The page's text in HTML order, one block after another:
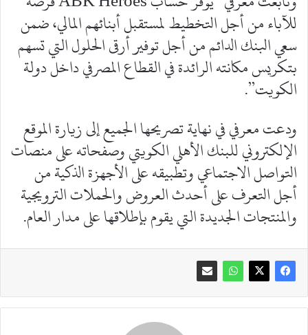
للآباء من أجل التخطيط لمستقبل أبنائهم المالي، ضمن
سعي البنك الدائم من أجل توفير أرقى الحلول التي تسهم
بتكريس مكانته الرائدة في القطاع المصرفي داخل دولة
الكويت”.
ودعت معرفي في نهاية تصريحها الجميع إلى زيارة الموقع
الإلكتروني للبنك الأهلي الكويتي وصفحاته على منصات
التواصل الاجتماعي وتطبيقه على الأجهزة الذكية من
أجل التعرف على أحدث العروض والحملات الترويجية
والمنتجات الجديدة التي يقوم بإطلاقها على مدار العام.